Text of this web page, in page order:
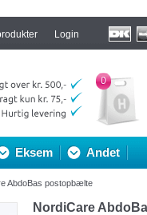
Login
Eksem Andet
0
AbdoBas postopbælte
NordiCare